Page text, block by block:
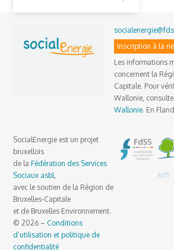
Inscription à la
Les informations
concernent la
Capitale. Pour
Wallonie,
Wallonie. En
SocialEnergie est un projet
bruxellois
de laFédération des Services
Sociaux asbl
avec le soutien de la Région de
Bruxelles-Capitale
et de Bruxelles Environnement.
© 2026 – Conditions
d’utilisation et politique de
confidentialité
ALYS